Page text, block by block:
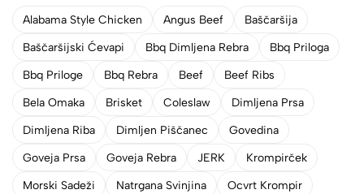
Alabama Style Chicken Angus Beef
Baščaršija
Baščaršijski Ćevapi
Bbq Dimljena Rebra
Bbq Priloga
Bbq Priloge
Bbq Rebra Beef
Beef Ribs
Bela Omaka
Brisket Coleslaw
Dimljena Prsa
Dimljena Riba
Dimljen Piščanec
Govedina
Goveja Prsa
Goveja Rebra JERK
Krompirček
Morski Sadeži
Natrgana Svinjina
Ocvrt Krompir